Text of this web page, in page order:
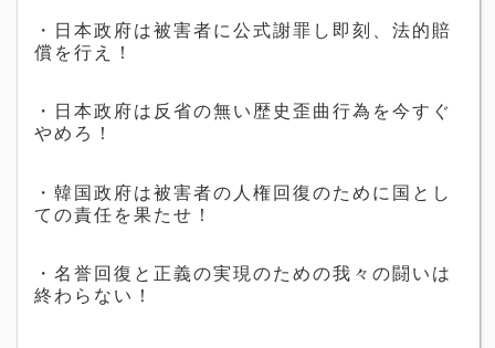
・日本政府は被害者に公式謝罪し即刻、法的賠
償を行え！
・日本政府は反省の無い歴史歪曲行為を今すぐ
やめろ！
・韓国政府は被害者の人権回復のために国とし
ての責任を果たせ！
・名誉回復と正義の実現のための我々の闘いは
終わらない！